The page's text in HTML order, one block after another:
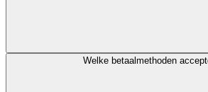
Welke betaalmethoden